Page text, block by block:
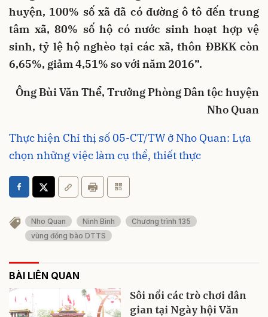
huyện, 100% số xã đã có đường ô tô đến trung
tâm xã, 80% số hộ có nước sinh hoạt hợp vệ
sinh, tỷ lệ hộ nghèo tại các xã, thôn ĐBKK còn
6,65%, giảm 4,51% so với năm 2016”.
Ông Bùi Văn Thể, Trưởng Phòng Dân tộc huyện
Nho Quan
Thực hiện Chỉ thị số 05-CT/TW ở Nho Quan: Lựa
chọn những việc làm cụ thể, thiết thực
Nho Quan Ninh Bình
Chương trình 135
vùng đồng bào DTTS
BÀI LIÊN QUAN
Sôi nổi các trò chơi dân
gian tại Ngày hội Văn